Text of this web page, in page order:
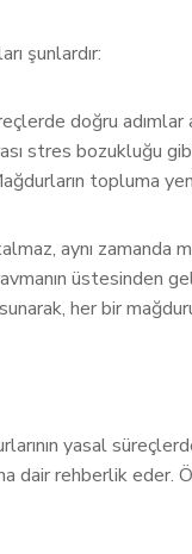
şunlardır:
doğru
stres bozukluğu
topluma
aynı zamanda
üstesinden
her bir
yasal
dair rehberlik